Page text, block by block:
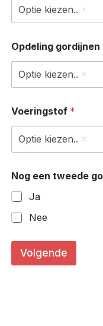
Optie kiezen..
Opdeling gordijnen
Optie kiezen..
Voeringstof *
Optie kiezen..
Nog een tweede
Ja
Nee
Volgende